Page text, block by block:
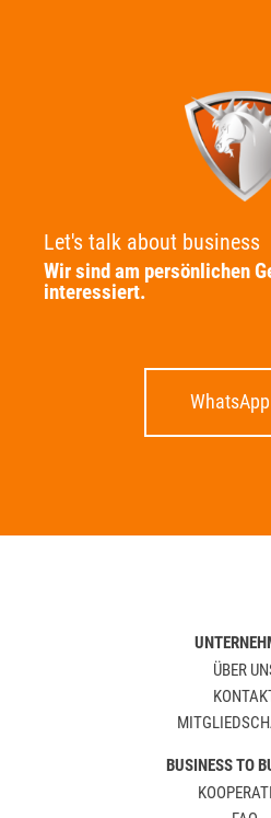
Let's talk about business
Wir sind am persönlichen
interessiert.
WhatsApp
ÜBER
BUSINESS TO